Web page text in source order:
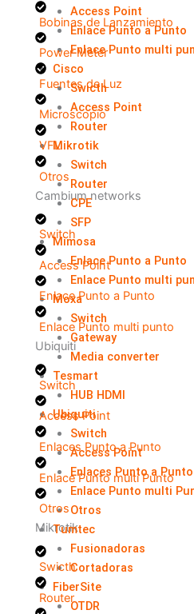
Bobinas de Lanzamiento
Power Meter
Fuentes de Luz
Microscopio
VFL
Otros
Cambium networks
Switch
Access Point
Enlace Punto a Punto
Enlace Punto multi punto
Ubiquiti
Switch
Access Point
Enlaces Punto a Punto
Enlace Punto multi Punto
Otros
Mikrotik
Swicth
Router
Access Point
Enlace Punto a Punto
Enlace Punto multi
Cisco
Swicth
Access Point
Router
Mikrotik
Switch
Router
CPE
SFP
Mimosa
Enlace Punto a Punto
Enlace Punto multi
Moxa
Switch
Gateway
Media converter
Tesmart
HUB HDMI
Ubiquiti
Switch
Access Point
Enlaces Punto a Punto
Enlace Punto multi
Otros
Tumtec
Fusionadoras
Cortadoras
FiberSite
OTDR